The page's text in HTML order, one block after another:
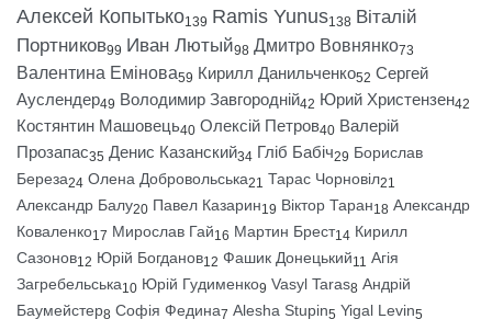
Алексей Копытько139 Ramis Yunus138 Віталій
Портников99 Иван Лютый98 Дмитро Вовнянко73
Валентина Емінова59 Кирилл Данильченко52 Сергей
Ауслендер49 Володимир Завгородній42 Юрий Христензен42
Костянтин Машовець40 Олексій Петров40 Валерій
Прозапас35 Денис Казанский34 Гліб Бабіч29 Борислав
Береза24 Олена Добровольська21 Тарас Чорновіл21
Александр Балу20 Павел Казарин19 Віктор Таран18 Александр
Коваленко17 Мирослав Гай16 Мартин Брест14 Кирилл
Сазонов12 Юрій Богданов12 Фашик Донецький11 Агія
Загребельська10 Юрій Гудименко9 Vasyl Taras8 Андрій
Баумейстер8 Софія Федина7 Alesha Stupin5 Yigal Levin5